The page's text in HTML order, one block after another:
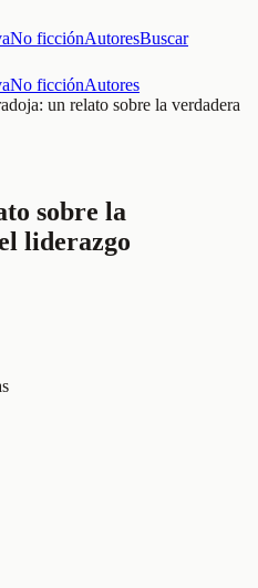
No ficciónAutoresBuscar
No ficciónAutores
un relato sobre la verdadera
sobre la
liderazgo